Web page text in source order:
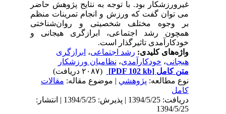
غیرورزشکار بود. با توجه به نتایج پژوهش حاضر
می توان گفت که ورزش و انجام تمرینات منظم
بر وجوه مختلف شخصیتی و روان‌شناختی
همچون رشد اجتماعی، ابرازگری هیجانی و
خودکارآمدی تاثیرگذار است.
واژه‌های کلیدی:رشد اجتماعی،ابرازگری
هیجانی،خودکارآمدی،نظامیان ورزشکار
متن کامل[PDF 102 kb]
نوع مطالعه:پژوهشي| موضوع مقاله:مقالات
کامل
دریافت: 1394/5/25 | پذیرش: 1394/5/25 | انتشار:
1394/5/25